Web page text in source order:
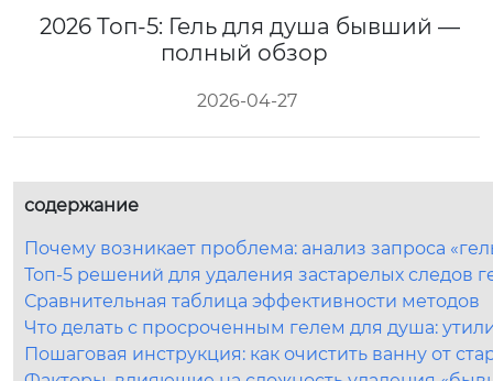
2026 Топ-5: Гель для душа бывший —
полный обзор
2026-04-27
содержание
Почему возникает проблема: анализ запроса
Топ-5 решений для удаления застарелых следов
Сравнительная таблица эффективности методов
Что делать с просроченным гелем для душа:
Пошаговая инструкция: как очистить ванну от